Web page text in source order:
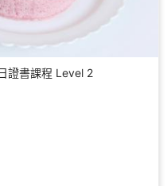
證書課程 Level 2